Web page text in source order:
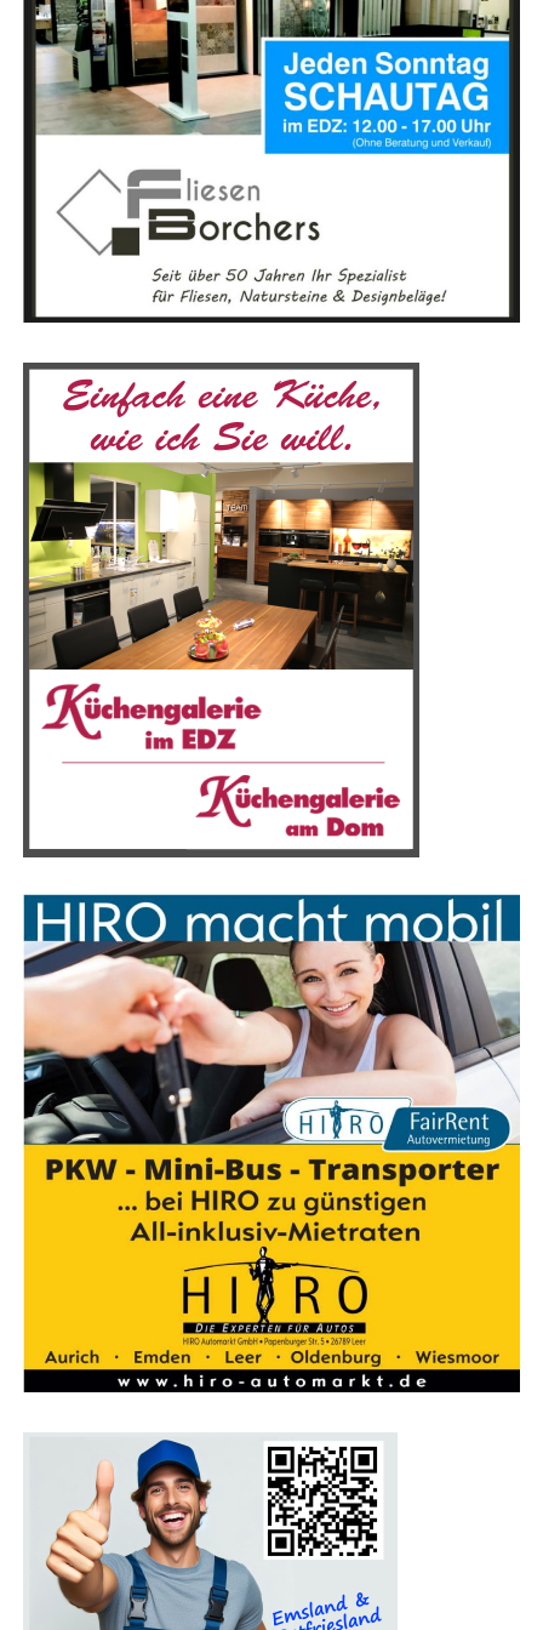
zum Aus­tausch. Nimm an Work­shops, Ver­an­stal­
tun­gen und Online-Foren teil, um dei­ne Erfah­
run­gen zu tei­len und von ande­ren zu lernen.
Begib dich auf eine Ent­de­ckungs­rei­se, die dir nicht nur
neu­es Wis­sen ver­mit­telt, son­dern auch dein spi­ri­tu­el­les
Bewusst­sein erwei­tert. Besu­che unser Lese­r­ECHO-Eso­
te­rik-Por­tal und fin­de dei­ne Quel­le der Inspi­ra­ti­on!
Gemein­sam kön­nen wir die Magie der Eso­te­rik erle­ben
und eine tie­fe­re Ver­bin­dung zu uns selbst und der Welt
um uns her­um aufbauen.
Ein brei­tes Spek­trum an Aus­stel­lern aus allen rele­van­
ten Gewer­ken ver­spricht den Mes­se­be­su­chern eine Viel­
zahl an Lösun­gen und Dienst­leis­tun­gen, die sie vor Ort
ent­de­cken kön­nen. Von Bau­un­ter­neh­men über Hand­
werks­be­trie­be bis hin zu Spe­zia­lis­ten für ener­ge­ti­sche
Sanie­run­gen – die Bau­mes­se bie­tet für jeden Bau­in­ter­es­
sier­ten und Heim­wer­ker das pas­sen­de Ange­bot. Der
direk­te Aus­tausch mit Fach­leu­ten und das Ein­ho­len ers­
ter Ange­bo­te machen die Mes­se beson­ders attrak­tiv, vor
allem in einer so gro­ßen Regi­on wie dem Emsland.
Mit einer Aus­stel­lungs­flä­che von 5.000 Qua­drat­me­tern
bie­tet die Mes­se­hal­le aus­rei­chend Platz für die viel­fäl­ti­
gen Prä­sen­ta­tio­nen. Besu­cher, die mit dem Auto anrei­
sen, pro­fi­tie­ren von den kos­ten­frei­en Park­mög­lich­kei­
ten direkt an der Emslandhalle.
Anzeige
Ein Pro­gramm für die gan­ze Familie
Auch Fami­li­en kom­men auf der Bau­mes­se Lin­gen auf
ihre Kos­ten. Für Kin­der gibt es an vie­len Stän­den spe­zi­
el­le Attrak­tio­nen, die den Mes­se­be­such unter­halt­sam